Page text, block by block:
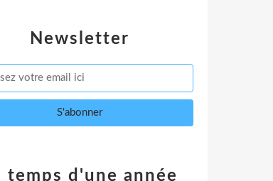
Newsletter
temps d'une année